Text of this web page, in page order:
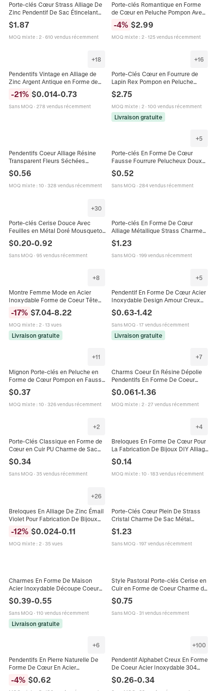
Porte-clés Cœur Strass Alliage De
Zinc Pendentif De Sac Étincelant
Pour Femmes Filles
$1.87
MOQ mixte: 2· 610 vendus récemment
Porte-clés Romantique en Forme
de Cœur en Peluche Pompon Avec
Trèfle Pendentif Charme de Sac
Cadeau Femme
-4% $2.99
MOQ mixte: 2· 125 vendus récemment
+18
Pendentifs Vintage en Alliage de
Zinc Argent Antique en Forme de
Cœur Ajouré Lettres d'Amour Fleurs
Ailes pour Bijoux DIY
-21% $0.014-0.73
Sans MOQ · 278 vendus récemment
+16
Porte-Clés Cœur en Fourrure de
Lapin Rex Pompon en Peluche
Mignon Pendentif de Sac Fait à la
Main Porte-Clés Cadeau Femme
$2.75
MOQ mixte: 2· 100 vendus récemment
Livraison gratuite
Pendentifs Coeur Alliage Résine
Transparent Fleurs Séchées
Paillettes Charms Pour DIY Collier
Boucle Oreille Bijouterie
$0.56
MOQ mixte: 10 · 328 vendus récemment
+5
Porte-clés En Forme De Cœur
Fausse Fourrure Pelucheux Doux
Pendentif De Sac Pour Femmes
Filles Accessoire Mignon
$0.52
Sans MOQ · 284 vendus récemment
+30
Porte-clés Cerise Douce Avec
Feuilles en Métal Doré Mousqueton
en Forme de Cœur Alliage Résine
Bijou de Sac Pendentif Style
Coréen
$0.20-0.92
Sans MOQ · 95 vendus récemment
Porte-clés En Forme De Cœur
Alliage Métallique Strass Charme
De Sac Pendentif Creux Brillant
Pour Femmes
$1.23
Sans MOQ · 199 vendus récemment
+8
Montre Femme Mode en Acier
Inoxydable Forme de Coeur Tête
de Montre DIY Bracelet Modulaire
Bijou Charm Italien
-17% $7.04-8.22
MOQ mixte: 2· 13 vues
Livraison gratuite
+5
Pendentif En Forme De Cœur Acier
Inoxydable Design Amour Creux
Accessoire De Fabrication De
Bijoux Bricolage Poli
$0.63-1.42
Sans MOQ · 17 vendus récemment
Livraison gratuite
+11
Mignon Porte-clés en Peluche en
Forme de Cœur Pompon en Fausse
Anneau en Métal Doré pour
Femmes Filles
$0.37
MOQ mixte: 10 · 326 vendus récemment
+7
Charms Coeur En Résine Dépolie
Pendentifs En Forme De Coeur
Métal Pour Fabrication Bijoux DIY
$0.061-1.36
MOQ mixte: 2· 27 vendus récemment
+2
Porte-Clés Classique en Forme de
Cœur en Cuir PU Charme de Sac
Cœur Mignon pour Femmes
Accessoires de Suspension de
Voiture
$0.34
Sans MOQ · 35 vendus récemment
+4
Breloques En Forme De Cœur Pour
La Fabrication De Bijoux DIY Alliage
De Zinc Strass Pendentifs
Étincelants Pour Boucles D'oreilles
$0.14
MOQ mixte: 10 · 183 vendus récemment
+26
Breloques En Alliage De Zinc Émail
Violet Pour Fabrication De Bijoux
Fleur Animaux
-12% $0.024-0.11
MOQ mixte: 2· 35 vues
Porte-Clés Cœur Plein De Strass
Cristal Charme De Sac Métal
Pour Femmes
$1.23
Sans MOQ · 197 vendus récemment
Charmes En Forme De Maison
Acier Inoxydable Découpe Coeur
Poli Miroir Fabrication De Bijoux
Bricolage Pendentifs Accessoires
$0.39-0.55
Sans MOQ · 110 vendus récemment
Livraison gratuite
Style Pastoral Porte-clés Cerise en
Cuir en Forme de Coeur Charme de
Sac pour Femmes Pendentif Fruit
Mignon Accessoire Cadeau
$0.75
Sans MOQ · 31 vendus récemment
+6
Pendentifs En Pierre Naturelle De
Forme De Cœur En Acier
Inoxydable Pour La Fabrication De
Bijoux Collier Coloré Minimaliste
-4% $0.62
+100
Pendentif Alphabet Creux En Forme
De Coeur Acier Inoxydable 304
Charme Lettre A-Z Connecteur
Double Trou Pour Bijoux DIY
$0.26-0.34